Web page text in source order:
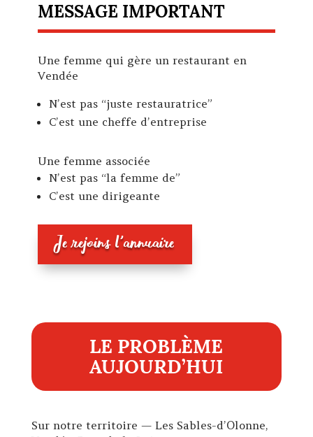
MESSAGE IMPORTANT
Une femme qui gère un restaurant en
Vendée
N’est pas “juste restauratrice”
C’est une cheffe d’entreprise
Une femme associée
N’est pas “la femme de”
C’est une dirigeante
Je rejoins l'annuaire
LE PROBLÈME
AUJOURD’HUI
Sur notre territoire — Les Sables-d’Olonne,